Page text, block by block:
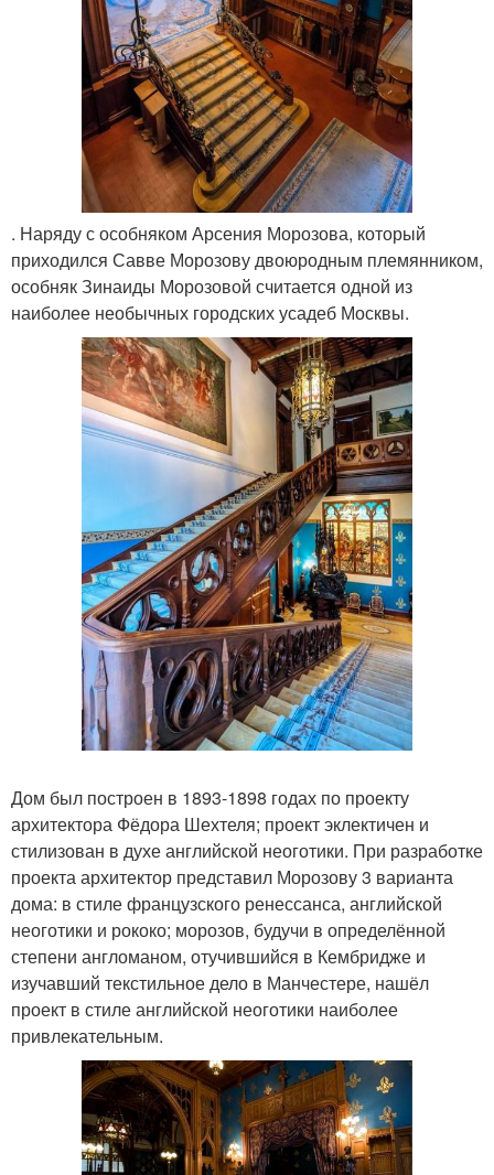
. Наряду с особняком Арсения Морозова, который
приходился Савве Морозову двоюродным племянником,
особняк Зинаиды Морозовой считается одной из
наиболее необычных городских усадеб Москвы.
Дом был построен в 1893-1898 годах по проекту
архитектора Фёдора Шехтеля; проект эклектичен и
стилизован в духе английской неоготики. При разработке
проекта архитектор представил Морозову 3 варианта
дома: в стиле французского ренессанса, английской
неоготики и рококо; морозов, будучи в определённой
степени англоманом, отучившийся в Кембридже и
изучавший текстильное дело в Манчестере, нашёл
проект в стиле английской неоготики наиболее
привлекательным.